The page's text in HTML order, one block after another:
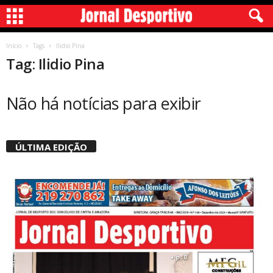
Início Tags Ilidio Pina
Tag: Ilidio Pina
Não há notícias para exibir
ÚLTIMA EDIÇÃO